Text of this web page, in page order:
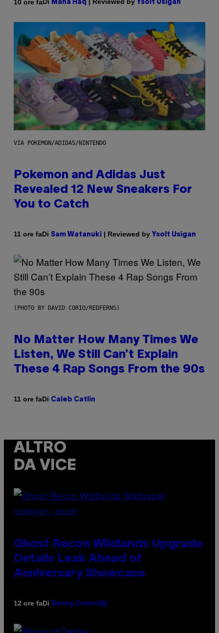
10 ore fa Maha Haq Ysolt Usigan
VIA POKEMON/ADIDAS/NINTENDO
Pokemon and Adidas Just
Revealed 12 New Sneakers For
You to Catch
11 ore faDi Sam Watanuki | Reviewed by Ysolt Usigan
(PHOTO BY DAVID CORIO/REDFERNS)
No Matter How Many Times We
Listen, We Still Can’t Explain
These 4 Rap Songs From the 90s
11 ore faDi Caleb Catlin
ALTRO
DA VICE
SCREENSHOT: UBISOFT
Ghost Recon Wildlands Upgrade
Details Leak Ahead of
Anniversary Showcase
12 ore faDi Denny Connolly